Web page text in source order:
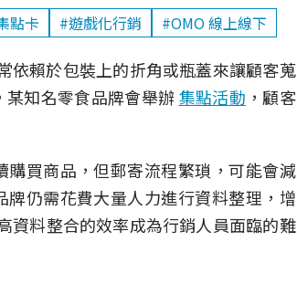
點卡 #遊戲化行銷 #OMO 線上線下
依賴於包裝上的折角或瓶蓋來讓顧客蒐
知名零食品牌會舉辦集點活動 ，顧客
買商品，但郵寄流程繁瑣，可能會減
仍需花費大量人力進行資料整理，增
資料整合的效率成為行銷人員面臨的難